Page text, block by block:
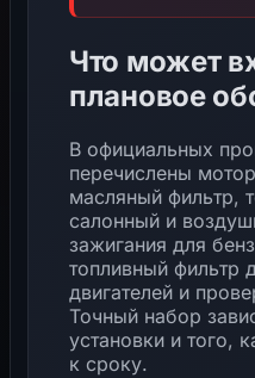
Что может
плановое
В официальных
перечислены
масляный фильтр,
салонный и
зажигания для
топливный фильтр
двигателей и
Точный набор
установки и того,
к сроку.